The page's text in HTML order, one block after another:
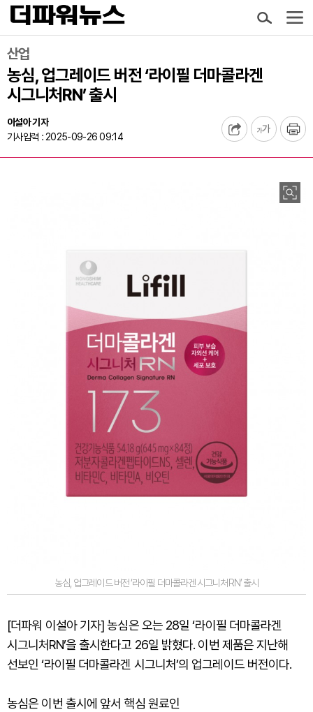
산업
농심, 업그레이드 버전 ‘라이필 더마콜라겐
시그니처RN’ 출시
이설아 기자
기사입력 : 2025-09-26 09:14
농심, 업그레이드 버전 ‘라이필 더마콜라겐 시그니처RN’ 출시
[더파워 이설아 기자] 농심은 오는 28일 ‘라이필 더마콜라겐
시그니처RN’을 출시한다고 26일 밝혔다. 이번 제품은 지난해
선보인 ‘라이필 더마콜라겐 시그니처’의 업그레이드 버전이다.
농심은 이번 출시에 앞서 핵심 원료인